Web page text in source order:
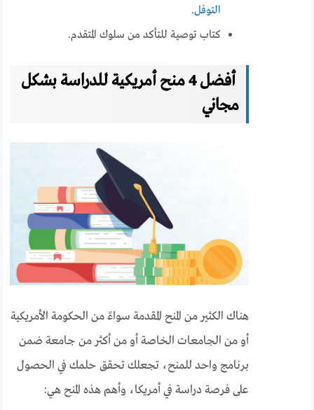
التوفل.
كتاب توصية للتأكد من سلوك المتقدم.
أفضل 4 منح أمريكية للدراسة بشكل
مجاني
هناك الكثير من المنح المقدمة سواءً من الحكومة الأمريكية
أو من الجامعات الخاصة أو من أكثر من جامعة ضمن
برنامج واحد للمنح، تجعلك تحقق حلمك في الحصول
على فرصة دراسة في أمريكا، وأهم هذه المنح هي: